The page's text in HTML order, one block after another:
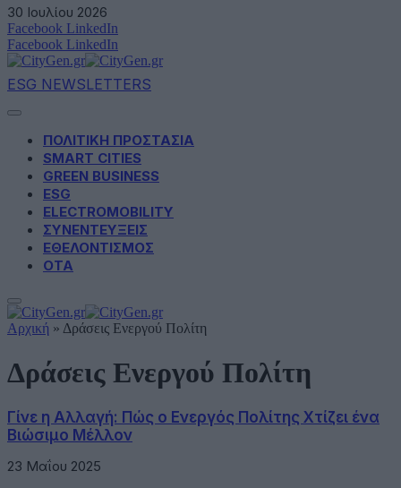
30 Ιουλίου 2026
Facebook LinkedIn
Facebook LinkedIn
ESG NEWSLETTERS
ΠΟΛΙΤΙΚΗ ΠΡΟΣΤΑΣΙΑ
SMART CITIES
GREEN BUSINESS
ESG
ELECTROMOBILITY
ΣΥΝΕΝΤΕΥΞΕΙΣ
ΕΘΕΛΟΝΤΙΣΜΟΣ
ΟΤΑ
Αρχική » Δράσεις Ενεργού Πολίτη
Δράσεις Ενεργού Πολίτη
Γίνε η Αλλαγή: Πώς ο Ενεργός Πολίτης Χτίζει ένα
Βιώσιμο Μέλλον
23 Μαΐου 2025